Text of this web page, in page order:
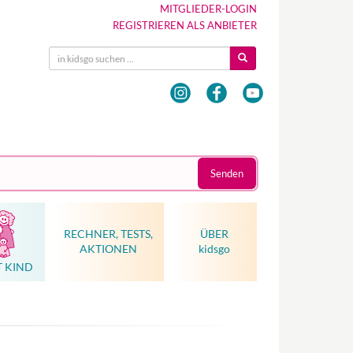
MITGLIEDER-LOGIN
REGISTRIEREN ALS ANBIETER
Senden
KIND
RECHNER, TESTS,
AKTIONEN
ÜBER
kidsgo